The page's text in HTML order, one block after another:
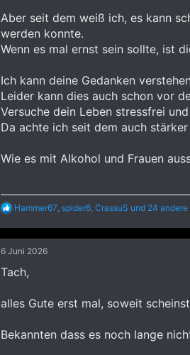
Aber seit dem weiß ich, es kann
werden konnte.
Wenn es mal ernst sein sollte, ist
Ich kann deine Gedanken
Leider kann dies auch schon vor
Versuche dein Leben stressfrei
Da achte ich seit dem auch
Wie es mit Alkohol und Frauen
R
a
k
t
o
n
Hammer67, spider6, CrassuS und 24 andere
6 Juni 2026
Tach,
alles Gute erst mal, soweit
Bekannten dass es noch lange